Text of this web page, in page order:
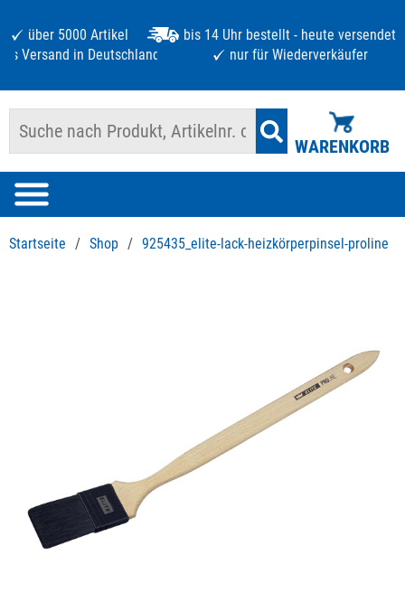
über 5000 Artikel
bis 14 Uhr bestellt - heute versendet
Versand in Deutschland ab 125 €
nur für Wiederverkäufer
WARENKORB
Startseite / Shop / 925435_elite-lack-heizkörperpinsel-proline